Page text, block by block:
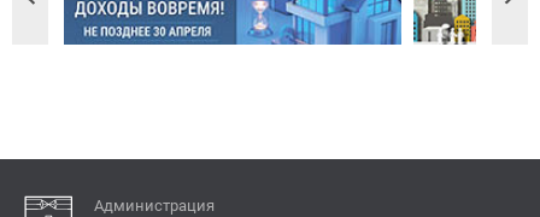
Администрация